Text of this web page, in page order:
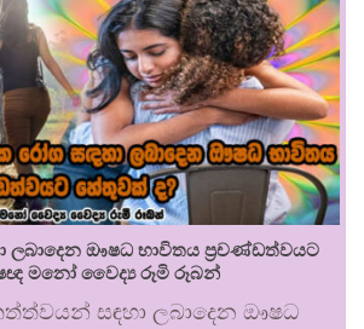
ලබාදෙන ඖෂධ භාවිතය ප්‍රචණ්ඩත්වයට
මනෝ වෛද්‍ය රූමි රූබන්
සඳහා ලබාදෙන ඖෂධ